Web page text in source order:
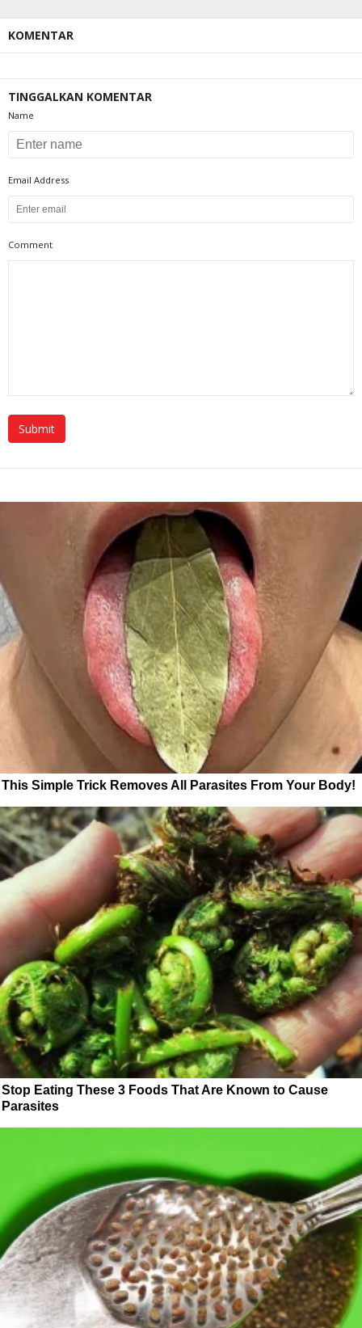
KOMENTAR
TINGGALKAN KOMENTAR
Name
Email Address
Comment
This Simple Trick Removes All Parasites From Your Body!
Stop Eating These 3 Foods That Are Known to Cause
Parasites